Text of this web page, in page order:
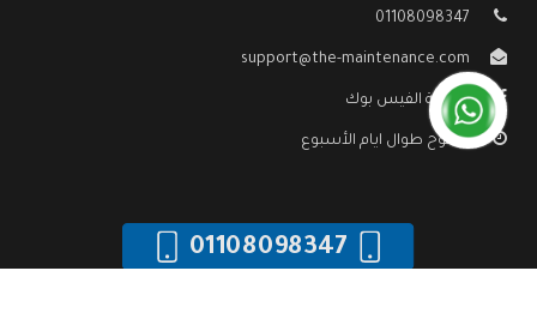
01108098347
support@the-maintenance.com
صفحة الفيس بوك
مفتوح طوال ايام الأسبوع
01108098347